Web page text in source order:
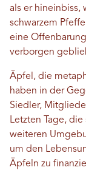
als er hineinbiss,
schwarzem
eine
verborgen
Äpfel, die
haben in der
Siedler,
Letzten Tage,
weiteren
um den
Äpfeln zu